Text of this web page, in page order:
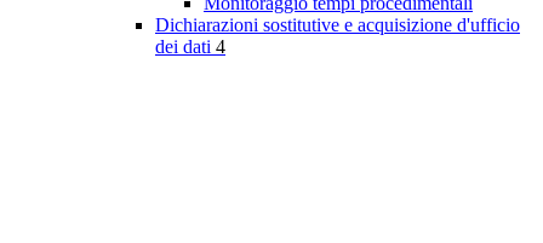
Dichiarazioni sostitutive e acquisizione d'ufficio
dei dati 4